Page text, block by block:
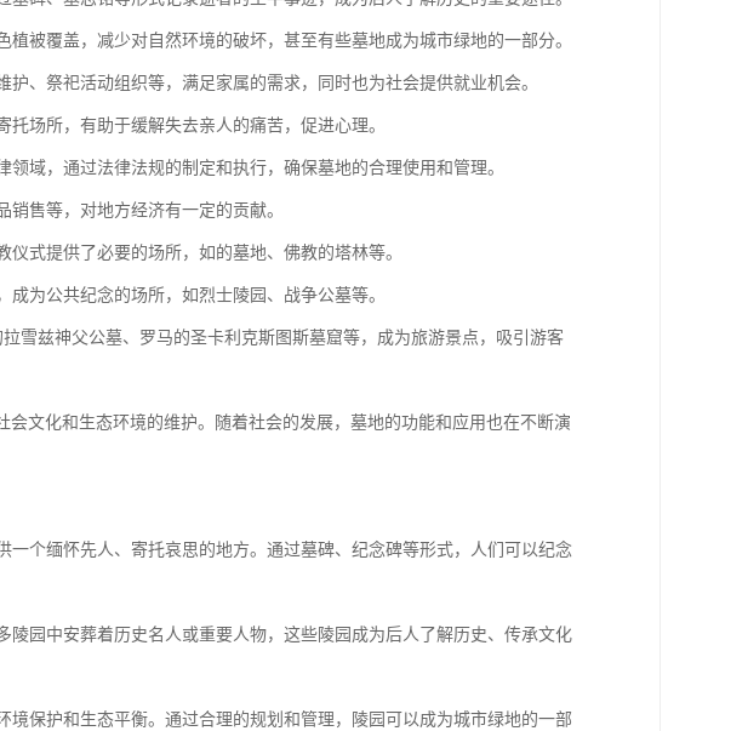
被覆盖，减少对自然环境的破坏，甚至有些墓地成为城市绿地的一部分。
、祭祀活动组织等，满足家属的需求，同时也为社会提供就业机会。
场所，有助于缓解失去亲人的痛苦，促进心理。
域，通过法律法规的制定和执行，确保墓地的合理使用和管理。
售等，对地方经济有一定的贡献。
式提供了必要的场所，如的墓地、佛教的塔林等。
为公共纪念的场所，如烈士陵园、战争公墓等。
雪兹神父公墓、罗马的圣卡利克斯图斯墓窟等，成为旅游景点，吸引游客
文化和生态环境的维护。随着社会的发展，墓地的功能和应用也在不断演
个缅怀先人、寄托哀思的地方。通过墓碑、纪念碑等形式，人们可以纪念
园中安葬着历史名人或重要人物，这些陵园成为后人了解历史、传承文化
保护和生态平衡。通过合理的规划和管理，陵园可以成为城市绿地的一部